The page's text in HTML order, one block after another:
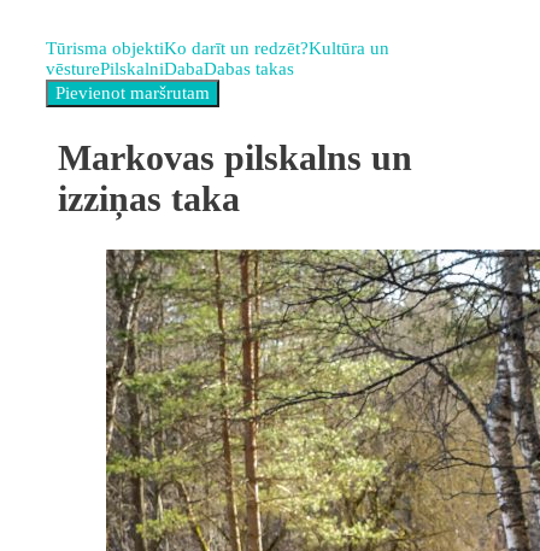
Tūrisma objektiKo darīt un redzēt?Kultūra un
vēsturePilskalniDabaDabas takas
Markovas pilskalns un
izziņas taka